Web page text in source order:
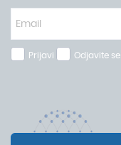
Prijavi Odjavite se